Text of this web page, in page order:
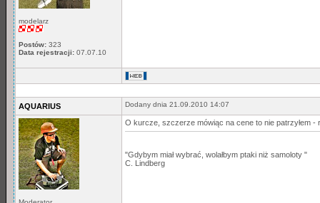
modelarz
Postów: 323
Data rejestracji: 07.07.10
AQUARIUS Dodany dnia 21.09.2010 14:07
O kurcze, szczerze mówiąc na cene to nie patrzyłem
"Gdybym miał wybrać, wolałbym ptaki niż samoloty "
C. Lindberg